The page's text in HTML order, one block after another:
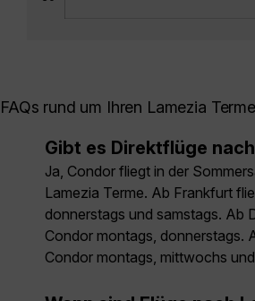
FAQs rund um Ihren Lamezia
Gibt es Direktflüge
Ja, Condor fliegt in der
Lamezia Terme. Ab Frankfurt
donnerstags und samstags. Ab
Condor montags, donnerstags.
Condor montags, mittwochs